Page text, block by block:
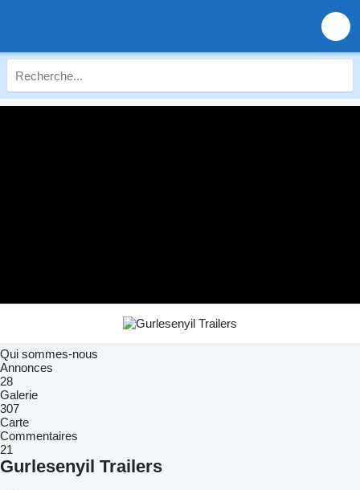
Qui sommes-nous
Annonces
28
Galerie
307
Carte
Commentaires
21
Gurlesenyil Trailers